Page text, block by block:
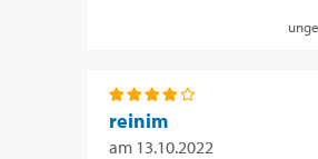
reinim
am 13.10.2022